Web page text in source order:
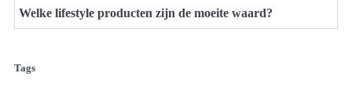
Welke lifestyle producten zijn de moeite waard?
Tags